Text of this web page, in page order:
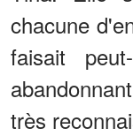
chacune
faisait
très